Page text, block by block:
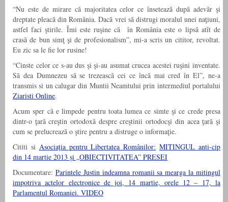
“Nu este de mirare că majoritatea celor ce însetează după adevăr şi
dreptate pleacă din România. Dacă vrei să distrugi moralul unei naţiuni,
astfel faci ştirile. Îmi este ruşine că în România este o lipsă atît de
crasă de bun simţ şi de profesionalism”, mi-a scris un cititor, revoltat.
Eu zic sa le fie lor rusine!
“Cinste celor ce s-au dus şi şi-au asumat crucea acestei ruşini inventate.
Să dea Dumnezeu să se trezească cei ce încă mai cred în El”, ne-a
transmis si un calugar din Muntii Neamtului prin intermediul portalului
Ziaristi Online.
Acum sper că e limpede pentru toata lumea ce simte şi ce crede presa
dintr-o ţară creştin ortodoxă despre creştinii ortodocşi din acea ţară şi
cum se prelucrează o ştire pentru a distruge o informaţie.
Cititi si Asociaţia pentru Libertatea Românilor: MITINGUL anti-cip
din 14 martie 2013 și „OBIECTIVITATEA” PRESEI
Documentare: Parintele Justin indeamna romanii sa mearga la mitingul
impotriva actelor electronice de joi, 14 martie, orele 12 – 17, la
Parlamentul Romaniei. VIDEO